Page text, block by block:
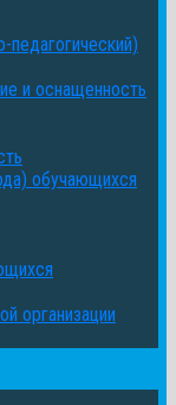
педагогический)
и оснащенность
обучающихся
организации